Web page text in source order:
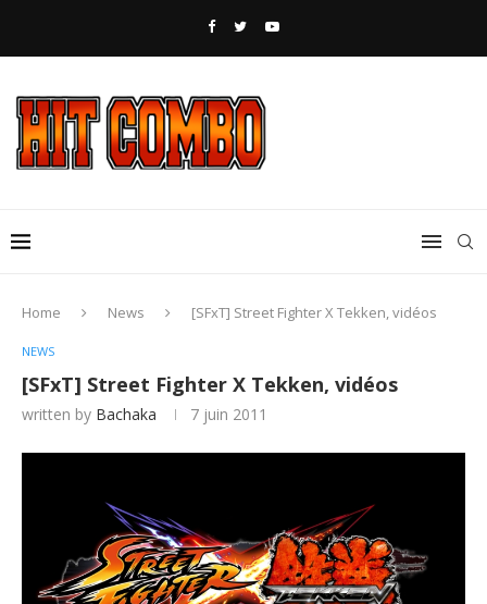
Home News [SFxT] Street Fighter X Tekken, vidéos
NEWS
[SFxT] Street Fighter X Tekken, vidéos
written by Bachaka 7 juin 2011